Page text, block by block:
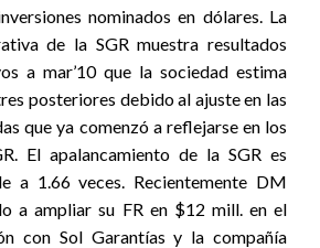
nominados en dólares. La
de la SGR muestra resultados
a mar’10 que la sociedad estima
posteriores debido al ajuste en las
que ya comenzó a reflejarse en los
El apalancamiento de la SGR es
a 1.66 veces. Recientemente DM
a ampliar su FR en $12 mill. en el
con Sol Garantías y la compañía